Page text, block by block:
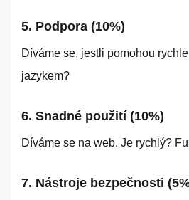
5. Podpora (10%)
Díváme se, jestli pomohou
jazykem?
6. Snadné použití (10%)
Díváme se na web. Je rychlý?
7. Nástroje bezpečnosti